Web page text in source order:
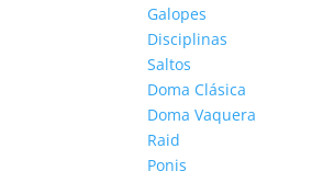
Galopes
Disciplinas
Saltos
Doma Clásica
Doma Vaquera
Raid
Ponis